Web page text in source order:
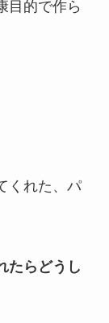
目的で作ら
くれた、パ
たらどうし